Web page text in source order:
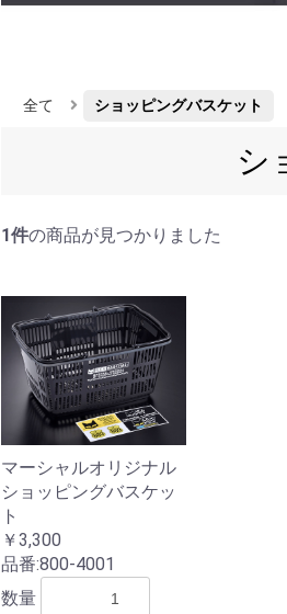
全て ショッピングバスケット
シ
1件の商品が見つかりました
マーシャルオリジナル
ショッピングバスケッ
ト
￥3,300
品番:800-4001
数量